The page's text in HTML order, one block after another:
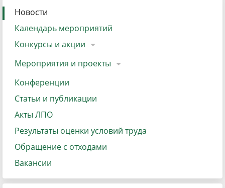
Новости
Календарь мероприятий
Конкурсы и акции
Мероприятия и проекты
Конференции
Статьи и публикации
Акты ЛПО
Результаты оценки условий труда
Обращение с отходами
Вакансии